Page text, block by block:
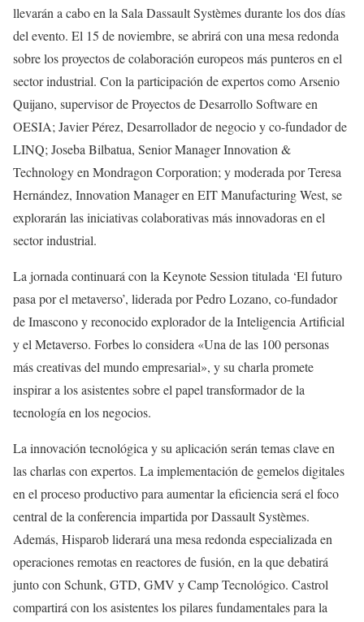
llevarán a cabo en la Sala Dassault Systèmes durante los dos días
del evento. El 15 de noviembre, se abrirá con una mesa redonda
sobre los proyectos de colaboración europeos más punteros en el
sector industrial. Con la participación de expertos como Arsenio
Quijano, supervisor de Proyectos de Desarrollo Software en
OESIA; Javier Pérez, Desarrollador de negocio y co-fundador de
LINQ; Joseba Bilbatua, Senior Manager Innovation &
Technology en Mondragon Corporation; y moderada por Teresa
Hernández, Innovation Manager en EIT Manufacturing West, se
explorarán las iniciativas colaborativas más innovadoras en el
sector industrial.
La jornada continuará con la Keynote Session titulada ‘El futuro
pasa por el metaverso’, liderada por Pedro Lozano, co-fundador
de Imascono y reconocido explorador de la Inteligencia Artificial
y el Metaverso. Forbes lo considera «Una de las 100 personas
más creativas del mundo empresarial», y su charla promete
inspirar a los asistentes sobre el papel transformador de la
tecnología en los negocios.
La innovación tecnológica y su aplicación serán temas clave en
las charlas con expertos. La implementación de gemelos digitales
en el proceso productivo para aumentar la eficiencia será el foco
central de la conferencia impartida por Dassault Systèmes.
Además, Hisparob liderará una mesa redonda especializada en
operaciones remotas en reactores de fusión, en la que debatirá
junto con Schunk, GTD, GMV y Camp Tecnológico. Castrol
compartirá con los asistentes los pilares fundamentales para la